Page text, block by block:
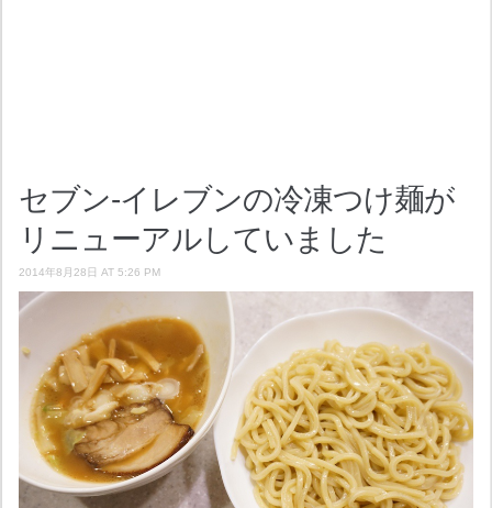
セブン-イレブンの冷凍つけ麺が
リニューアルしていました
2014年8月28日 AT 5:26 PM